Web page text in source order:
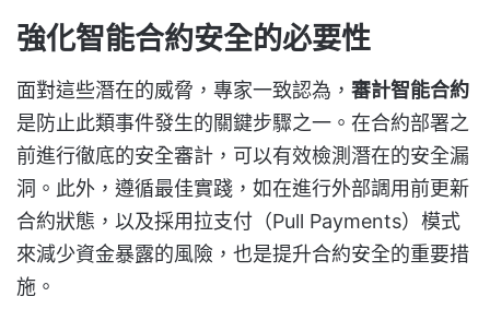
強化智能合約安全的必要性
面對這些潛在的威脅，專家一致認為， 審計智能合約
是防止此類事件發生的關鍵步驟之一。在合約部署之
前進行徹底的安全審計，可以有效檢測潛在的安全漏
洞。此外，遵循最佳實踐，如在進行外部調用前更新
合約狀態，以及採用拉支付（Pull Payments）模式
來減少資金暴露的風險，也是提升合約安全的重要措
施。